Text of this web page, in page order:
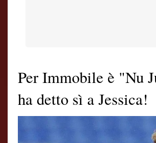
Per Immobile è "Nu
ha detto sì a Jessica!